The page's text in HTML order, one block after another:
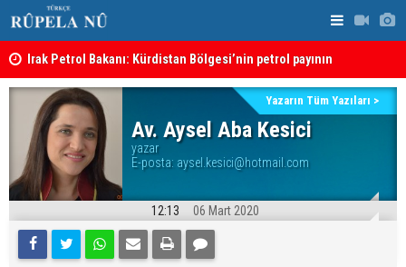
Irak Petrol Bakanı: Kürdistan Bölgesi’nin petrol payının
artırılmasının önünde bir engel yok
Süleymaniye’de Komele karargahına saldırı
sonuçlar
Av. Aysel Aba Kesici
yazar
E-posta: aysel.kesici@hotmail.com
Yazarın Tüm Yazıları >
12:13 06 Mart 2020